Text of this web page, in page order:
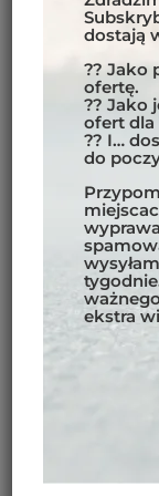
· Numer
b) Konta
· Imię i
· Adres
· Login
· adres e-
3. OKRES
a) w
roszczeń.
dostają
?? Jako
ofertę.
?? Jako
ofert dla
?? I…
do
ekstra